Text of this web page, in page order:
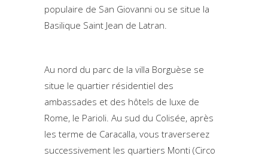
populaire de San Giovanni ou se situe la
Basilique Saint Jean de Latran.
Au nord du parc de la villa Borguèse se
situe le quartier résidentiel des
ambassades et des hôtels de luxe de
Rome, le Parioli. Au sud du Colisée, après
les terme de Caracalla, vous traverserez
successivement les quartiers Monti (Circo